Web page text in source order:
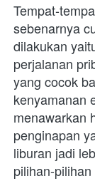
Tempat-
sebenarnya
dilakukan
perjalanan
yang cocok
kenyamanan
menawarkan
penginapan
liburan jadi
pilihan-